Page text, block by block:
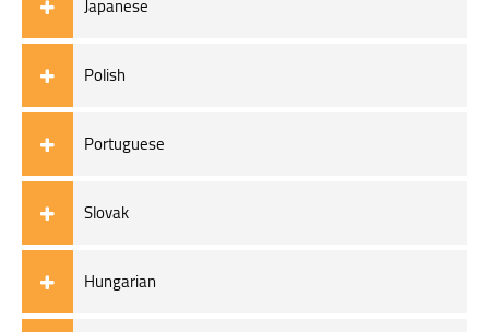
Polish
Portuguese
Slovak
Hungarian